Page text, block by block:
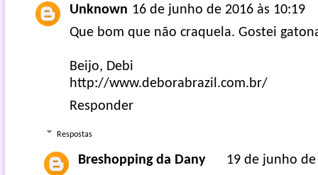
Unknown 16 de junho de 2016 às 10:19
Que bom que não craquela. Gostei
Beijo, Debi
http://www.deborabrazil.com.br/
Responder
Respostas
Breshopping da Dany
19 de junho